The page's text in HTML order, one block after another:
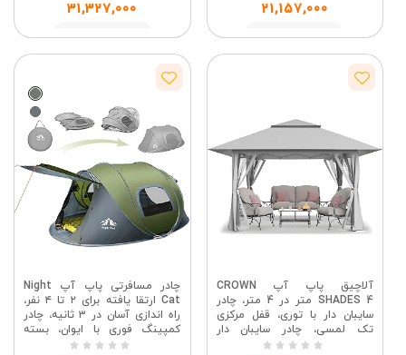
21,157,000
مشاهده
31,327,000
مشاهده
آلاچیق پاپ آپ CROWN
SHADES 4 متر در 4 متر، چادر
سایبان دار با توری، قفل مرکزی
تک لمسی، چادر سایبان دار
آلاچیق فضای باز با کیسه پوشش
چادر مسافرتی پاپ آپ Night
Cat ارتقا یافته برای ۲ تا ۴ نفر،
راه اندازی آسان در ۳ ثانیه، چادر
کمپینگ فوری با ایوان، بسته
بندی ساحلی ضد آب تاشو